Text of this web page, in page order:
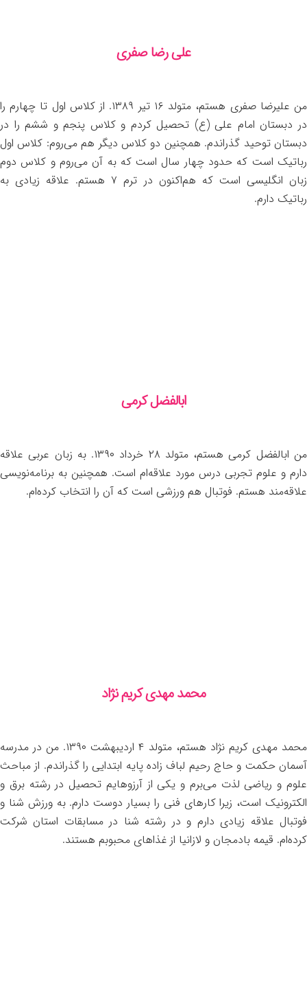
علی رضا صفری
من علیرضا صفری هستم، متولد ۱۶ تیر ۱۳۸۹. از کلاس اول تا چهارم را
در دبستان امام علی (ع) تحصیل کردم و کلاس پنجم و ششم را در
دبستان توحید گذراندم. همچنین دو کلاس دیگر هم می‌روم: کلاس اول
رباتیک است که حدود چهار سال است که به آن می‌روم و کلاس دوم
زبان انگلیسی است که هم‌اکنون در ترم ۷ هستم. علاقه زیادی به
رباتیک دارم.
ابالفضل کرمی
من ابالفضل کرمی هستم، متولد ۲۸ خرداد ۱۳۹۰. به زبان عربی علاقه
دارم و علوم تجربی درس مورد علاقه‌ام است. همچنین به برنامه‌نویسی
علاقه‌مند هستم. فوتبال هم ورزشی است که آن را انتخاب کرده‌ام.
محمد مهدی کریم نژاد
محمد مهدی کریم نژاد هستم، متولد ۴ اردیبهشت ۱۳۹۰. من در مدرسه
آسمان حکمت و حاج رحیم لباف زاده پایه ابتدایی را گذراندم. از مباحث
علوم و ریاضی لذت می‌برم و یکی از آرزوهایم تحصیل در رشته برق و
الکترونیک است، زیرا کارهای فنی را بسیار دوست دارم. به ورزش شنا و
فوتبال علاقه زیادی دارم و در رشته شنا در مسابقات استان شرکت
کرده‌ام. قیمه بادمجان و لازانیا از غذاهای محبوبم هستند.